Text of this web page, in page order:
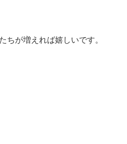
ちが増えれば嬉しいです。